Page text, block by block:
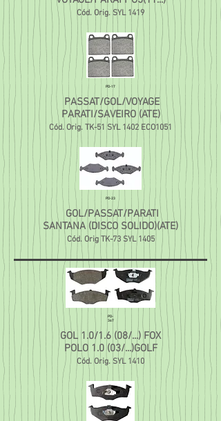
Cód. Orig. SYL 1419
PD-17
PASSAT/GOL/VOYAGE
PARATI/SAVEIRO (ATE)
Cód. Orig. TK-51 SYL 1402 ECO1051
PD-23
GOL/PASSAT/PARATI
SANTANA (DISCO SOLIDO)(ATE)
Cód. Orig TK-73 SYL 1405
PD-
367
GOL 1.0/1.6 (08/...) FOX
POLO 1.0 (03/...)GOLF
Cód. Orig. SYL 1410